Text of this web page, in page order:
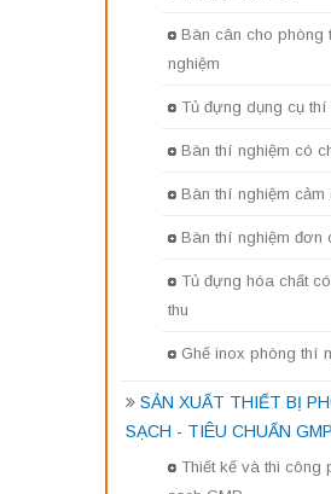
Bàn cân cho phòng
nghiệm
Tủ đựng dụng cụ thí
Bàn thí nghiệm có
Bàn thí nghiệm cảm
Bàn thí nghiệm đơn
Tủ đựng hóa chất
thu
Ghế inox phòng thí
SẢN XUẤT THIẾT BỊ
SẠCH - TIÊU CHUẨN GMP
Thiết kế và thi công